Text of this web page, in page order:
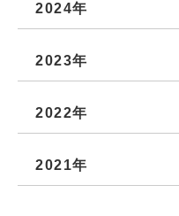
2024年
2023年
2022年
2021年